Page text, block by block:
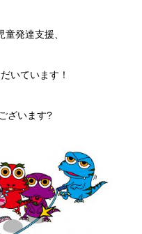
発達支援、
いています！
ざいます?